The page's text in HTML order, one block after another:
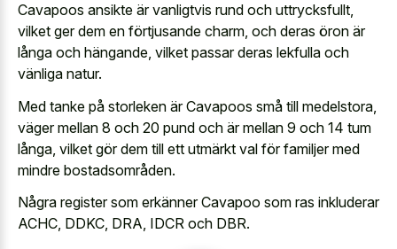
Cavapoos ansikte är vanligtvis rund och uttrycksfullt,
vilket ger dem en förtjusande charm, och deras öron är
långa och hängande, vilket passar deras lekfulla och
vänliga natur.
Med tanke på storleken är Cavapoos små till medelstora,
väger mellan 8 och 20 pund och är mellan 9 och 14 tum
långa, vilket gör dem till ett utmärkt val för familjer med
mindre bostadsområden.
Några register som erkänner Cavapoo som ras inkluderar
ACHC, DDKC, DRA, IDCR och DBR.